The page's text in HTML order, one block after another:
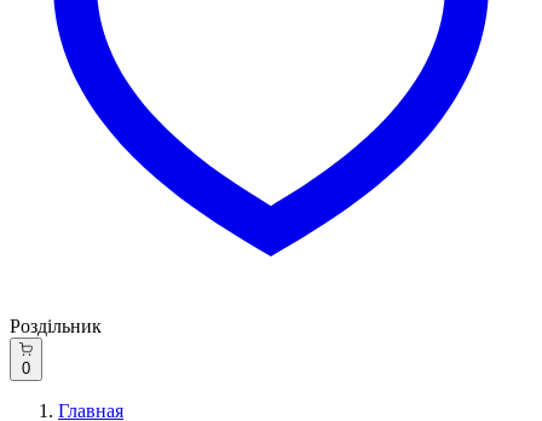
Роздільник
0
Главная